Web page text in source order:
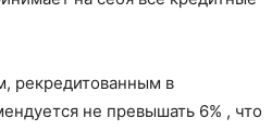
рекредитованным в
не превышать 6% , что